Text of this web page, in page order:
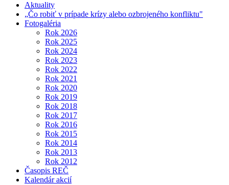
Aktuality
„Čo robiť v prípade krízy alebo ozbrojeného konfliktu"
Fotogaléria
Rok 2026
Rok 2025
Rok 2024
Rok 2023
Rok 2022
Rok 2021
Rok 2020
Rok 2019
Rok 2018
Rok 2017
Rok 2016
Rok 2015
Rok 2014
Rok 2013
Rok 2012
Časopis REČ
Kalendár akcií